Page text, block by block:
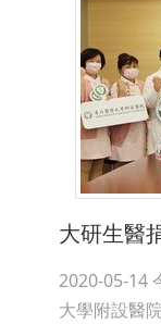
2020-05-14
大學附設醫